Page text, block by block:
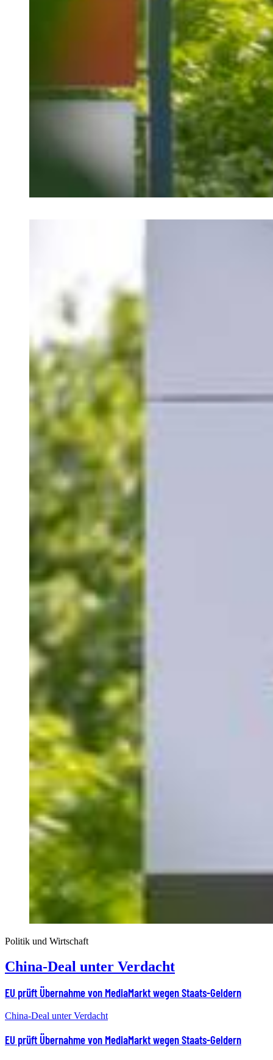
Politik und Wirtschaft
China-Deal unter Verdacht
EU prüft Übernahme von MediaMarkt wegen Staats-Geldern
China-Deal unter Verdacht
EU prüft Übernahme von MediaMarkt wegen Staats-Geldern